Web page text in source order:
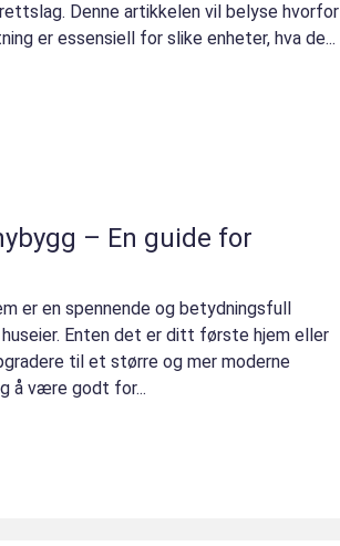
Denne artikkelen vil belyse hvorfor
er essensiell for slike enheter, hva de...
– En guide for
er en spennende og betydningsfull
Enten det er ditt første hjem eller
til et større og mer moderne
å være godt for...